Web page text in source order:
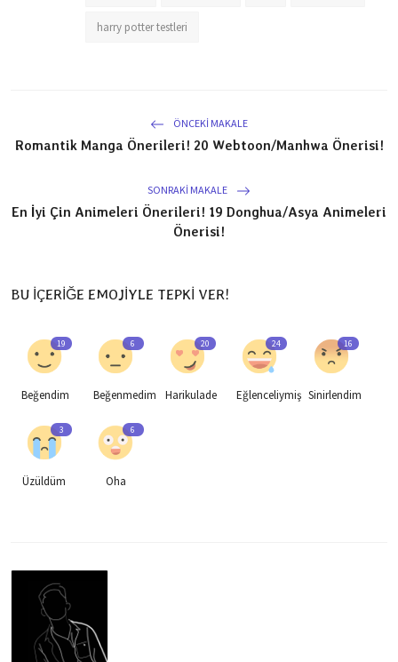
harry potter testleri
ÖNCEKI MAKALE
Romantik Manga Önerileri! 20 Webtoon/Manhwa Önerisi!
SONRAKI MAKALE
En İyi Çin Animeleri Önerileri! 19 Donghua/Asya Animeleri
Önerisi!
BU İÇERİĞE EMOJİYLE TEPKİ VER!
19
Beğendim
6
Beğenmedim
20
Harikulade
24
Eğlenceliymiş
16
Sinirlendim
3
Üzüldüm
6
Oha